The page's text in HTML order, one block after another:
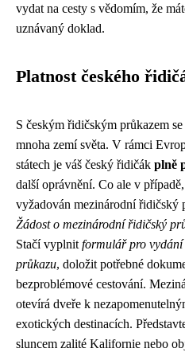
vydat na cesty s vědomím, že
uznávaný doklad.
Platnost českého
S českým řidičským průkazem
mnoha zemí světa. V rámci
státech je váš český řidičák plně
další oprávnění. Co ale v
vyžadován mezinárodní řidičský
Žádost o mezinárodní řidičský
Stačí vyplnit formulář pro
průkazu, doložit potřebné
bezproblémové cestování.
otevírá dveře k
exotických destinacích.
sluncem zalité Kalifornie nebo